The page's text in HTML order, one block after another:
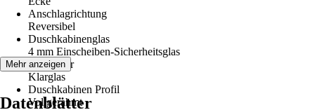
Anschlagrichtung
Reversibel
Duschkabinenglas
4 mm Einscheiben-Sicherheitsglas
Glasdekor
Klarglas
Duschkabinen Profil
Vollgerahmt
Mehr anzeigen
Datenblätter